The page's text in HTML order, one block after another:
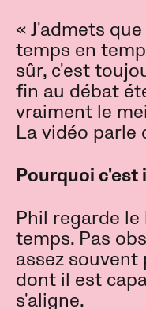
« J'admets
temps en
sûr, c'est
fin au débat
vraiment le
La vidéo parle
Pourquoi
Phil regarde
temps. Pas
assez souvent
dont il est
s'aligne.